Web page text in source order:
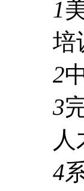
1
培
2
3
4